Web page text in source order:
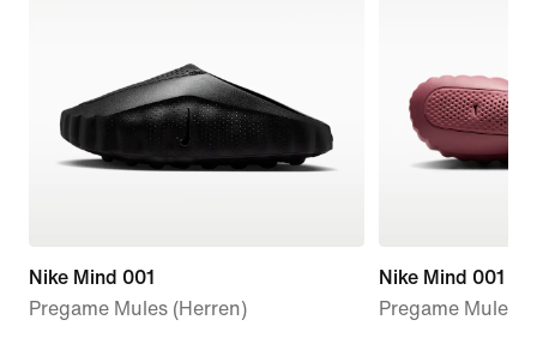
Nike Mind 001
Pregame Mules (Herren)
Nike Mind 001
Pregame Mule